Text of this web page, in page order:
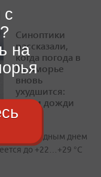
Синоптики
рассказали,
когда погода в
Приморье
вновь
ухудшится:
ждем дожди
прохладным днем
до +22…+29 °С
на